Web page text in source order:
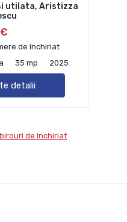
utilata, Aristizza
de închiriat
35 mp 2025
detalii
de închiriat